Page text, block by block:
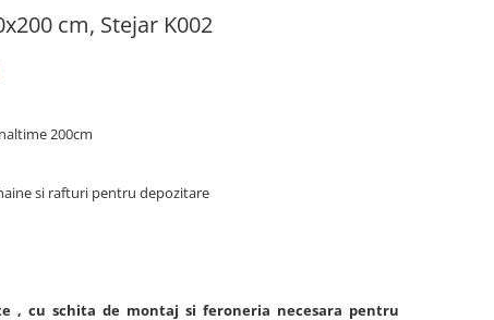
cm, Stejar K002
200cm
si rafturi pentru depozitare
, cu schita de montaj si feroneria necesara pentru